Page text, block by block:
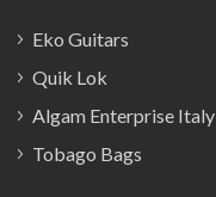
Eko Guitars
Quik Lok
Algam Enterprise Italy
Tobago Bags